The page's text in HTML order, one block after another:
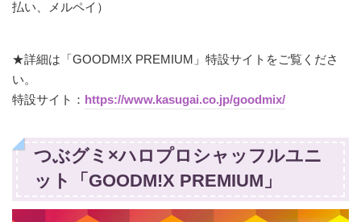
払い、メルペイ）
★詳細は「GOODM!X PREMIUM」特設サイトをご覧くださ
い。
特設サイト： https://www.kasugai.co.jp/goodmix/
つぶグミ×ハロプロシャッフルユニ
ット「GOODM!X PREMIUM」